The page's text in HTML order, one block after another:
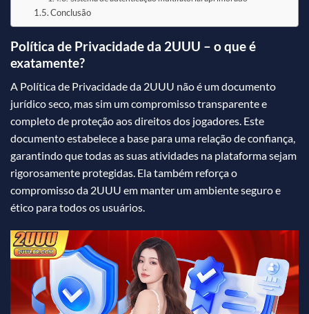
Conclusão
Política de Privacidade da 2UUU – o que é
exatamente?
A Política de Privacidade da 2UUU não é um documento
jurídico seco, mas sim um compromisso transparente e
completo de proteção aos direitos dos jogadores. Este
documento estabelece a base para uma relação de confiança,
garantindo que todas as suas atividades na plataforma sejam
rigorosamente protegidas. Ela também reforça o
compromisso da 2UUU em manter um ambiente seguro e
ético para todos os usuários.